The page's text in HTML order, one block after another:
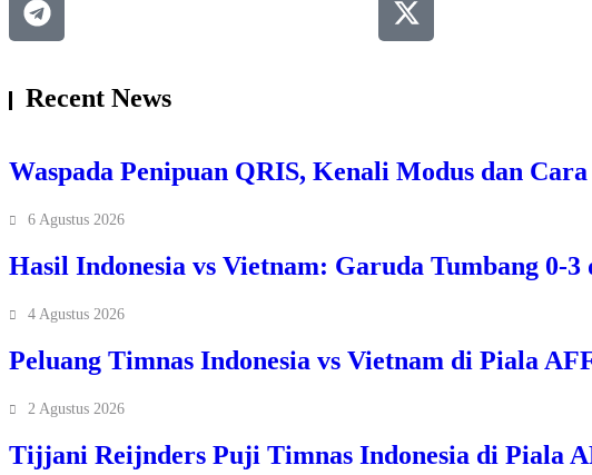
Recent News
Waspada Penipuan QRIS, Kenali Modus dan
6 Agustus 2026
Hasil Indonesia vs Vietnam: Garuda Tumbang 0-
4 Agustus 2026
Peluang Timnas Indonesia vs Vietnam di Piala
2 Agustus 2026
Tijjani Reijnders Puji Timnas Indonesia di Piala